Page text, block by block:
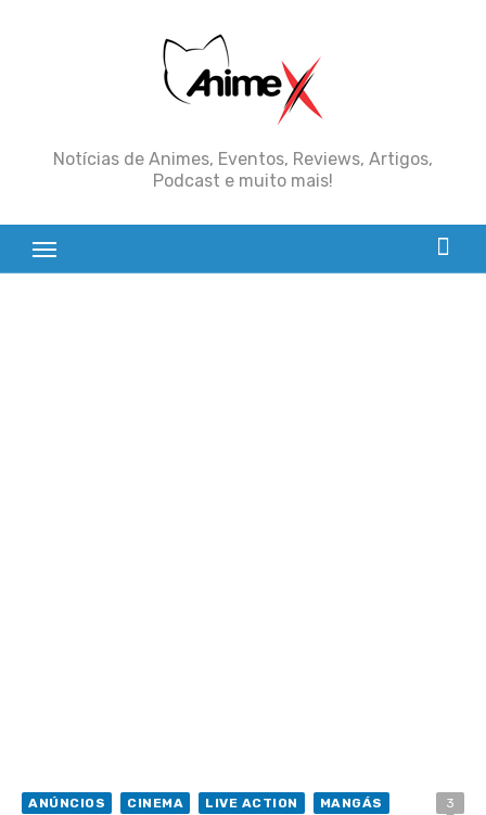
Notícias de Animes, Eventos, Reviews, Artigos,
Podcast e muito mais!
ANÚNCIOS CINEMA LIVE ACTION MANGÁS 3